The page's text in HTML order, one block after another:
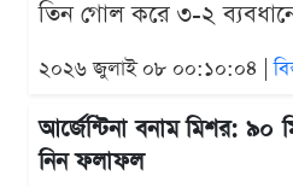
তিন গোল করে ৩-২
২০২৬ জুলাই ০৮ ০০:১০:০৪ |
আর্জেন্টিনা বনাম মিশর: ৯০
নিন ফলাফল